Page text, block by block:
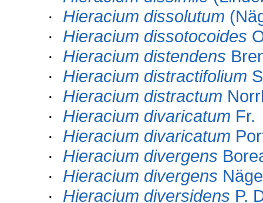
· Hieracium dissolutum
· Hieracium dissotocoides
· Hieracium distendens
· Hieracium distractifolium
· Hieracium distractum
· Hieracium divaricatum Fr.
· Hieracium divaricatum
· Hieracium divergens
· Hieracium divergens
· Hieracium diversidens P.